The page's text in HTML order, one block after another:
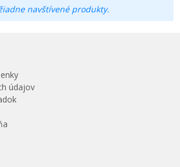
navštívené produkty.
údajov